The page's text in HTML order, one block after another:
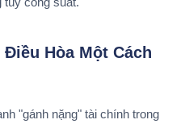
Hòa Một Cách
"gánh nặng" tài chính trong